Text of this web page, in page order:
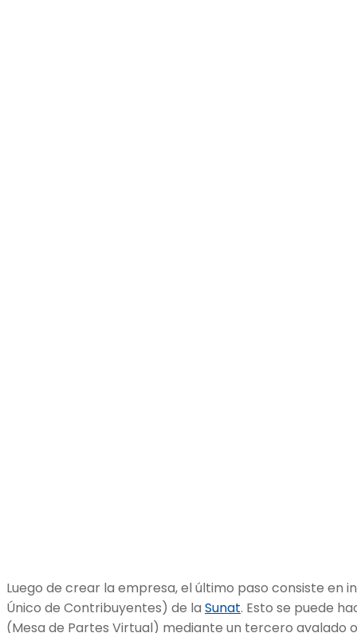
Luego de crear la empresa, el último paso consiste en
Único de Contribuyentes) de la Sunat. Esto se puede
(Mesa de Partes Virtual) mediante un tercero avalado